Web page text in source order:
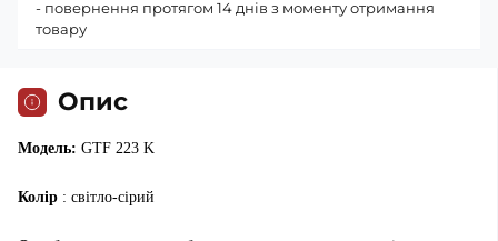
Опис
Модель: GTF 223 K
Колір : світло-сірий
- повернення протягом 14 днів з моменту отримання
товару